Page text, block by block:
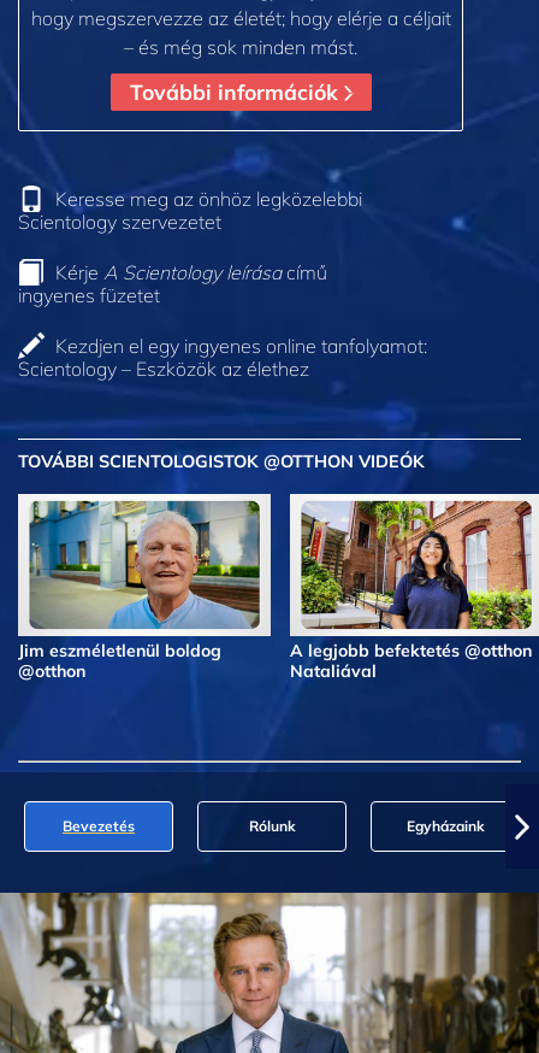
hogy megszervezze az életét; hogy elérje a céljait
– és még sok minden mást.
További információk
Keresse meg az önhöz legközelebbi
Scientology szervezetet
Kérje A Scientology leírásacímű
ingyenes füzetet
Kezdjen el egy ingyenes online tanfolyamot:
Scientology – Eszközök az élethez
TOVÁBBI SCIENTOLOGISTOK @OTTHON VIDEÓK
Jim eszméletlenül boldog
@otthon
A legjobb befektetés @otthon
Nataliával
Bevezetés Rólunk Egyházaink